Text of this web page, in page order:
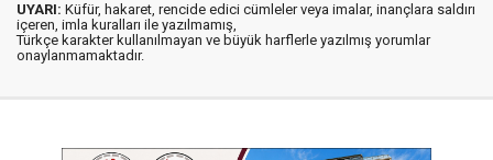
UYARI: Küfür, hakaret, rencide edici cümleler veya imalar, inançlara saldırı
içeren, imla kuralları ile yazılmamış,
Türkçe karakter kullanılmayan ve büyük harflerle yazılmış yorumlar
onaylanmamaktadır.